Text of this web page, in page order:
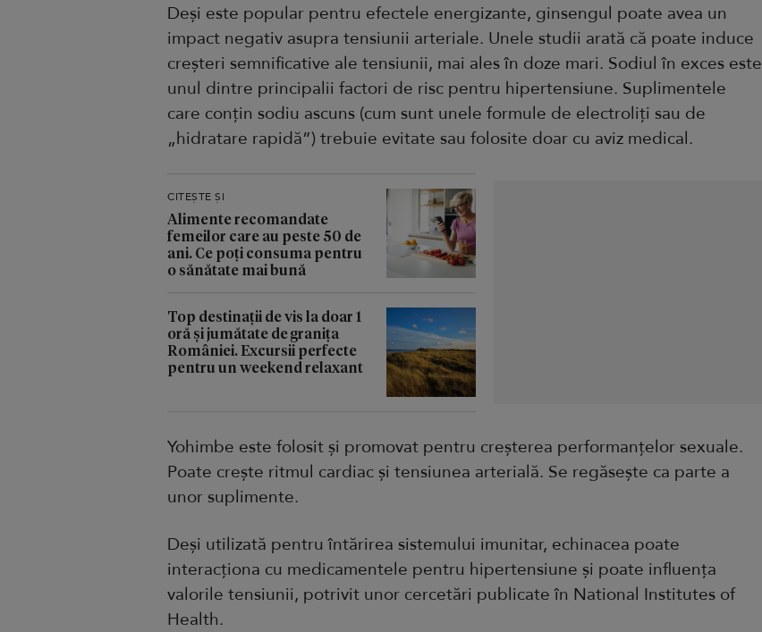
Deși este popular pentru efectele energizante, ginsengul poate avea un
impact negativ asupra tensiunii arteriale. Unele studii arată că poate induce
creșteri semnificative ale tensiunii, mai ales în doze mari. Sodiul în exces este
unul dintre principalii factori de risc pentru hipertensiune. Suplimentele
care conțin sodiu ascuns (cum sunt unele formule de electroliți sau de
„hidratare rapidă”) trebuie evitate sau folosite doar cu aviz medical.
CITEȘTE ȘI
Alimente recomandate
femeilor care au peste 50 de
ani. Ce poți consuma pentru
o sănătate mai bună
Top destinații de vis la doar 1
oră și jumătate de granița
României. Excursii perfecte
pentru un weekend relaxant
Yohimbe este folosit și promovat pentru creșterea performanțelor sexuale.
Poate crește ritmul cardiac și tensiunea arterială. Se regăsește ca parte a
unor suplimente.
Deși utilizată pentru întărirea sistemului imunitar, echinacea poate
interacționa cu medicamentele pentru hipertensiune și poate influența
valorile tensiunii, potrivit unor cercetări publicate în National Institutes of
Health.